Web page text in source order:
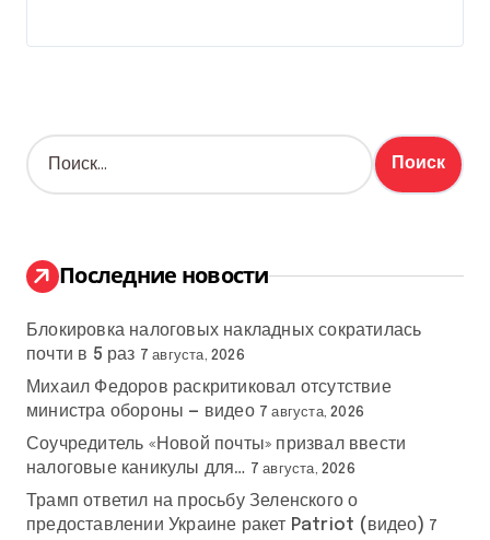
Н
а
:
Последние новости
Блокировка налоговых накладных сократилась
почти в 5 раз 7 августа, 2026
Михаил Федоров раскритиковал отсутствие
министра обороны — видео 7 августа, 2026
Соучредитель «Новой почты» призвал ввести
налоговые каникулы для… 7 августа, 2026
Трамп ответил на просьбу Зеленского о
предоставлении Украине ракет Patriot (видео) 7